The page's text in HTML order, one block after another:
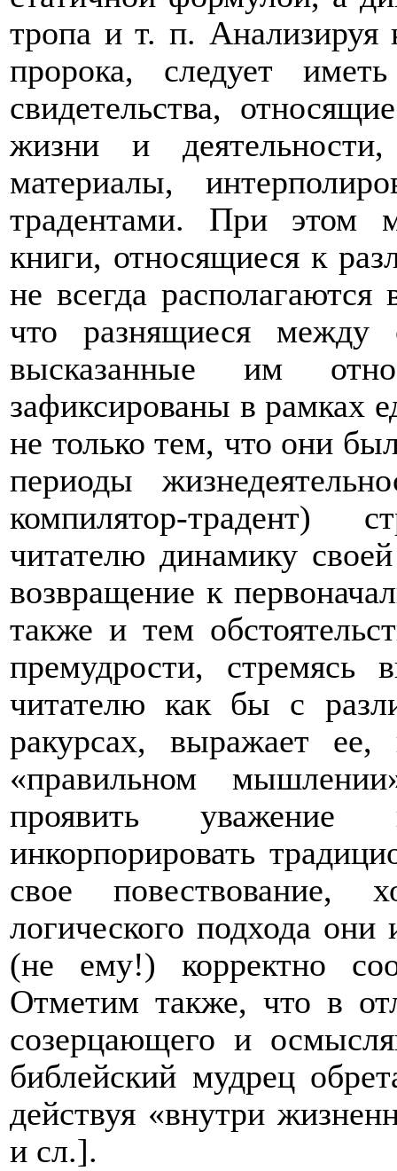
тропа и т. п. Анализируя
пророка, следует
свидетельства,
жизни и
материалы,
традентами. При этом
книги, относящиеся к
не всегда
что разнящиеся между
высказанные им
зафиксированы в рамках
не только тем, что они
периоды
компилятор-традент)
читателю динамику
возвращение к
также и тем
премудрости, стремясь
читателю как бы с
ракурсах, выражает
«правильном
проявить
инкорпорировать
свое повествование,
логического подхода они
(не ему!) корректно
Отметим также, что в
созерцающего и
библейский мудрец
действуя «внутри
и сл.].